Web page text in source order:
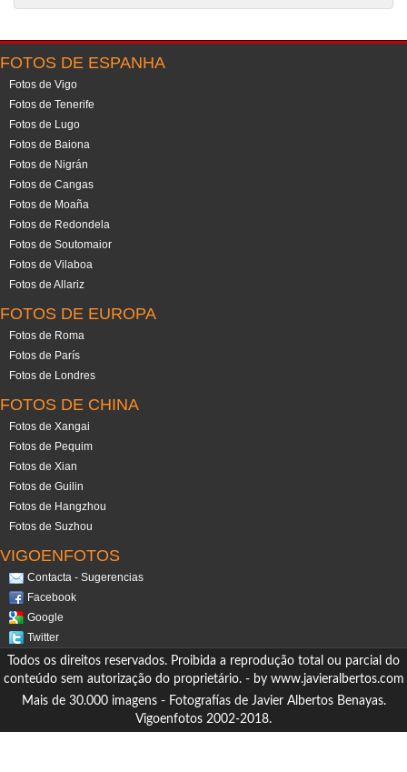
FOTOS DE ESPANHA
Fotos de Vigo
Fotos de Tenerife
Fotos de Lugo
Fotos de Baiona
Fotos de Nigrán
Fotos de Cangas
Fotos de Moaña
Fotos de Redondela
Fotos de Soutomaior
Fotos de Vilaboa
Fotos de Allariz
FOTOS DE EUROPA
Fotos de Roma
Fotos de París
Fotos de Londres
FOTOS DE CHINA
Fotos de Xangai
Fotos de Pequim
Fotos de Xian
Fotos de Guilin
Fotos de Hangzhou
Fotos de Suzhou
VIGOENFOTOS
Contacta - Sugerencias
Facebook
Google
Twitter
Todos os direitos reservados. Proibida a reprodução total ou parcial do
conteúdo sem autorização do proprietário. - by www.javieralbertos.com
Mais de 30.000 imagens - Fotografías de Javier Albertos Benayas.
Vigoenfotos 2002-2018.